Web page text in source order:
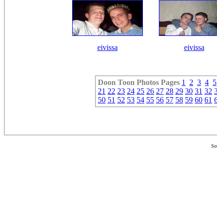
eivissa eivissa
Doon Toon Photos Pages 1 2 3 4 5
21 22 23 24 25 26 27 28 29 30 31 32
50 51 52 53 54 55 56 57 58 59 60 61